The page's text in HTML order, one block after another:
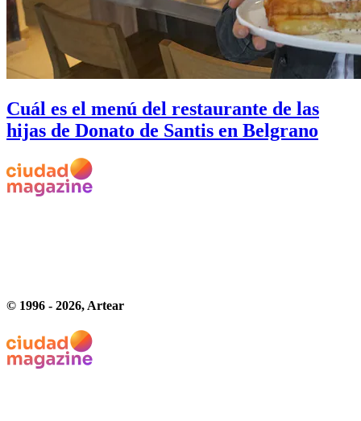
Cuál es el menú del restaurante de las
hijas de Donato de Santis en Belgrano
© 1996 - 2026, Artear